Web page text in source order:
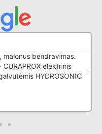
bendravimas.
elektrinis
HYDROSONIC